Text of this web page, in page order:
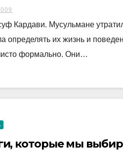
Кардави. Мусульмане
определять их жизнь и
формально. Они…
которые мы